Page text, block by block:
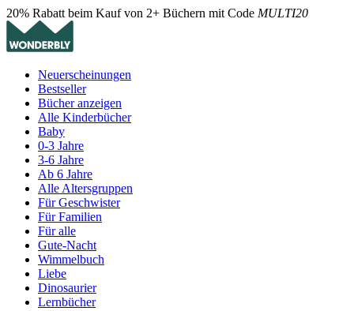
20% Rabatt beim Kauf von 2+ Büchern mit Code MULTI20
Neuerscheinungen
Bestseller
Bücher anzeigen
Alle Kinderbücher
Baby
0-3 Jahre
3-6 Jahre
Ab 6 Jahre
Alle Altersgruppen
Für Geschwister
Für Familien
Für alle
Gute-Nacht
Wimmelbuch
Liebe
Dinosaurier
Lernbücher